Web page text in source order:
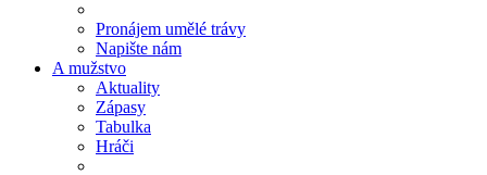
Pronájem umělé trávy
Napište nám
A mužstvo
Aktuality
Zápasy
Tabulka
Hráči